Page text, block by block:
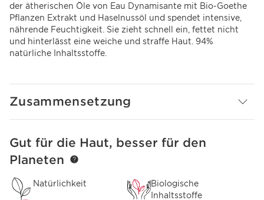
der ätherischen Öle von Eau Dynamisante mit Bio-Goethe
Pflanzen Extrakt und Haselnussöl und spendet intensive,
nährende Feuchtigkeit. Sie zieht schnell ein, fettet nicht
und hinterlässt eine weiche und straffe Haut. 94%
natürliche Inhaltsstoffe.
Zusammensetzung
WEITER ZUM INHALT
Gut für die Haut, besser für den
Planeten
Natürlichkeit
Biologische
Inhaltsstoffe